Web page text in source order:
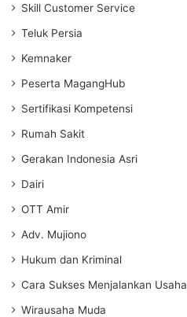
Skill Customer Service
Teluk Persia
Kemnaker
Peserta MagangHub
Sertifikasi Kompetensi
Rumah Sakit
Gerakan Indonesia Asri
Dairi
OTT Amir
Adv. Mujiono
Hukum dan Kriminal
Cara Sukses Menjalankan Usaha
Wirausaha Muda